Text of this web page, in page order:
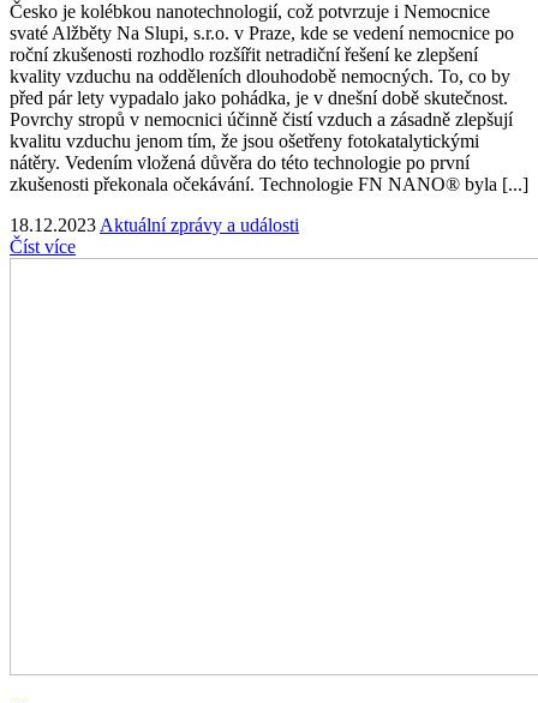
Česko je kolébkou nanotechnologií, což potvrzuje i Nemocnice
svaté Alžběty Na Slupi, s.r.o. v Praze, kde se vedení nemocnice po
roční zkušenosti rozhodlo rozšířit netradiční řešení ke zlepšení
kvality vzduchu na odděleních dlouhodobě nemocných. To, co by
před pár lety vypadalo jako pohádka, je v dnešní době skutečnost.
Povrchy stropů v nemocnici účinně čistí vzduch a zásadně zlepšují
kvalitu vzduchu jenom tím, že jsou ošetřeny fotokatalytickými
nátěry. Vedením vložená důvěra do této technologie po první
zkušenosti překonala očekávání. Technologie FN NANO® byla [...]
18.12.2023 Aktuální zprávy a události
Číst více